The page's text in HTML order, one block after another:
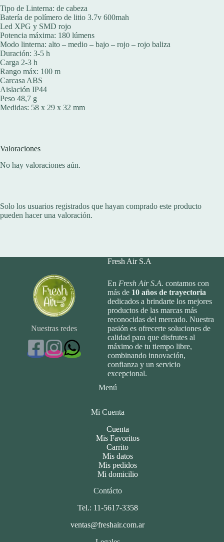
Tipo de Linterna: de cabeza
Batería de polímero de litio 3.7v 600mah
Led XPG y SMD rojo
Potencia máxima: 180 lúmens
Modo linterna: alto – medio – bajo – rojo – rojo baliza
Duración: 3-5 h
Carga 2-3 h
Rango máx: 100 m
Carcasa ABS
Aislación IP44
Peso 48,7 g
Medidas: 58 x 29 x 32 mm
Valoraciones
No hay valoraciones aún.
Solo los usuarios registrados que hayan comprado este producto
pueden hacer una valoración.
Nuestras redes
Fresh Air S.A
En Fresh Air S.A. contamos con
más de 10 años de trayectoria
dedicados a brindarte los mejores
productos de las marcas más
reconocidas del mercado. Nuestra
pasión es ofrecerte soluciones de
calidad para que disfrutes al
máximo de tu tiempo libre,
combinando innovación,
confianza y un servicio
excepcional.
Menú
Mi Cuenta
Cuenta
Mis Favoritos
Carrito
Mis datos
Mis pedidos
Mi domicilio
Contácto
Tel.: 11-5617-3358
ventas@freshair.com.ar